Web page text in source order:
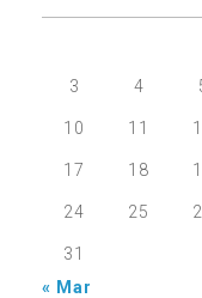
3 4
10 11
17 18
24 25
31
« Mar